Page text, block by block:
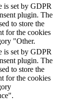
is set by GDPR
plugin. The
to store the
for the cookies
"Other.
is set by GDPR
plugin. The
to store the
for the cookies